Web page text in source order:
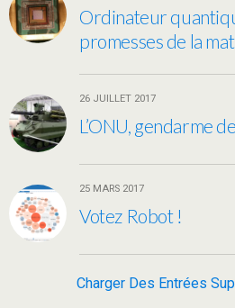
Ordinateur
promesses de la
26 JUILLET 2017
L’ONU, gendarme
25 MARS 2017
Votez Robot !
Charger Des Entrées